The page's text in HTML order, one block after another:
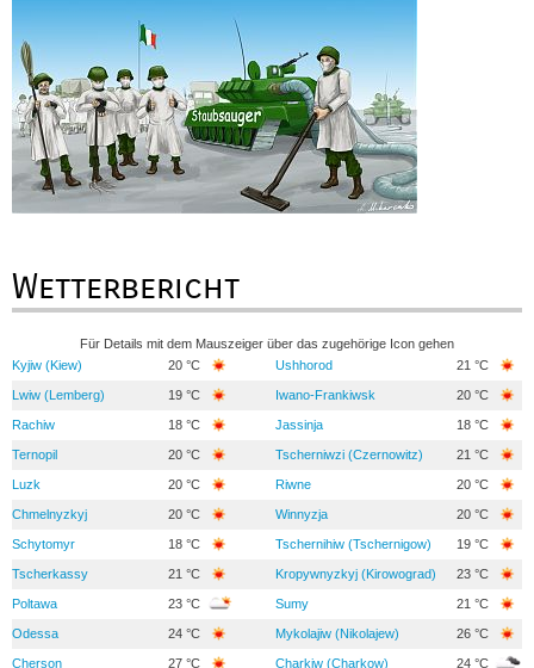
Wetterbericht
Für Details mit dem Mauszeiger über das zugehörige Icon gehen
Kyjiw (Kiew)
20 °C Ushhorod 21 °C
Lwiw (Lemberg) 19 °C Iwano-Frankiwsk 20 °C
Rachiw 18 °C Jassinja 18 °C
Ternopil 20 °C Tscherniwzi (Czernowitz) 21 °C
Luzk 20 °C Riwne 20 °C
Chmelnyzkyj 20 °C Winnyzja 20 °C
Schytomyr 18 °C Tschernihiw (Tschernigow) 19 °C
Tscherkassy 21 °C Kropywnyzkyj (Kirowograd) 23 °C
Poltawa 23 °C Sumy 21 °C
Odessa 24 °C Mykolajiw (Nikolajew) 26 °C
Cherson 27 °C Charkiw (Charkow) 24 °C